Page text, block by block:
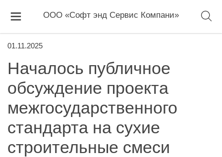
ООО «Софт энд Сервис Компани»
01.11.2025
Началось публичное
обсуждение проекта
межгосударственного
стандарта на сухие
строительные смеси